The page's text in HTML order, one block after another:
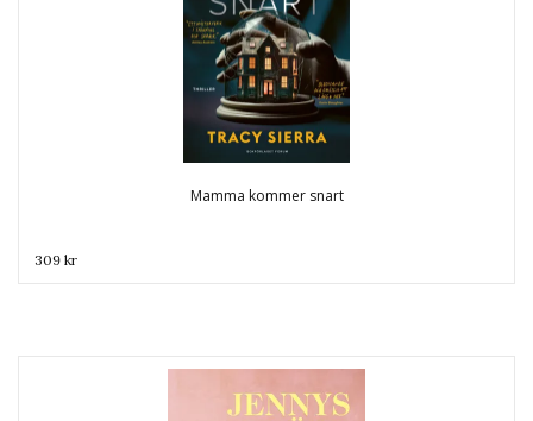
Mamma kommer snart
309 kr